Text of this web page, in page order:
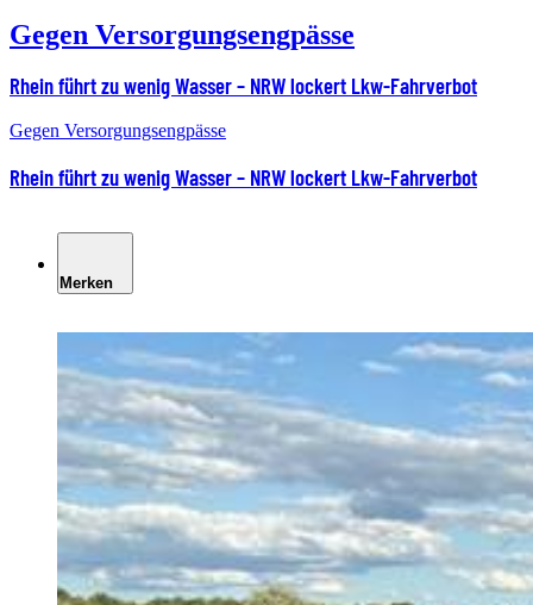
Gegen Versorgungsengpässe
Rhein führt zu wenig Wasser – NRW lockert Lkw-Fahrverbot
Gegen Versorgungsengpässe
Rhein führt zu wenig Wasser – NRW lockert Lkw-Fahrverbot
Merken